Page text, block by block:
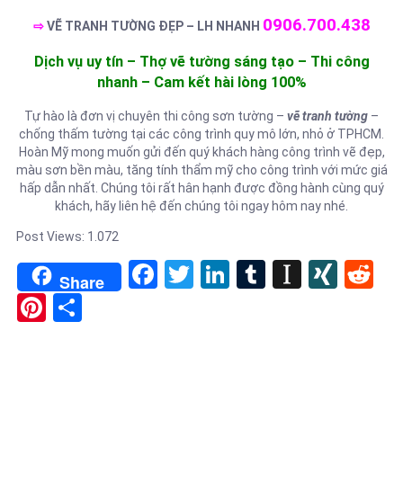
⇨VẼ TRANH TƯỜNG ĐẸP – LH NHANH 0906.700.438
Dịch vụ uy tín – Thợ vẽ tường sáng tạo – Thi công
nhanh – Cam kết hài lòng 100%
Tự hào là đơn vị chuyên thi công sơn tường – vẽ tranh tường –
chống thấm tường tại các công trình quy mô lớn, nhỏ ở TPHCM.
Hoàn Mỹ mong muốn gửi đến quý khách hàng công trình vẽ đẹp,
màu sơn bền màu, tăng tính thẩm mỹ cho công trình với mức giá
hấp dẫn nhất. Chúng tôi rất hân hạnh được đồng hành cùng quý
khách, hãy liên hệ đến chúng tôi ngay hôm nay nhé.
Post Views: 1.072
Share Facebook
TwitterLinkedIn
Tumblr
Pinterest